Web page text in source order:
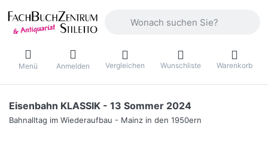
Menü Anmelden Vergleichen Wunschliste Warenkorb
Eisenbahn KLASSIK - 13 Sommer 2024
Bahnalltag im Wiederaufbau - Mainz in den 1950ern